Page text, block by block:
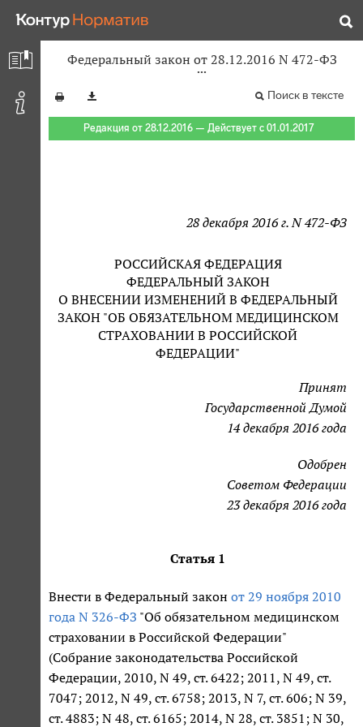
Федеральный закон от 28.12.2016 N 472-ФЗ
Поиск в тексте
Редакция от 28.12.2016 — Действует с 01.01.2017
28 декабря 2016 г. N 472-ФЗ
РОССИЙСКАЯ ФЕДЕРАЦИЯ
ФЕДЕРАЛЬНЫЙ ЗАКОН
О ВНЕСЕНИИ ИЗМЕНЕНИЙ В ФЕДЕРАЛЬНЫЙ
ЗАКОН "ОБ ОБЯЗАТЕЛЬНОМ МЕДИЦИНСКОМ
СТРАХОВАНИИ В РОССИЙСКОЙ
ФЕДЕРАЦИИ"
Принят
Государственной Думой
14 декабря 2016 года
Одобрен
Советом Федерации
23 декабря 2016 года
Статья 1
Внести в Федеральный закон от 29 ноября 2010
года N 326-ФЗ "Об обязательном медицинском
страховании в Российской Федерации"
(Собрание законодательства Российской
Федерации, 2010, N 49, ст. 6422; 2011, N 49, ст.
7047; 2012, N 49, ст. 6758; 2013, N 7, ст. 606; N 39,
ст. 4883; N 48, ст. 6165; 2014, N 28, ст. 3851; N 30,